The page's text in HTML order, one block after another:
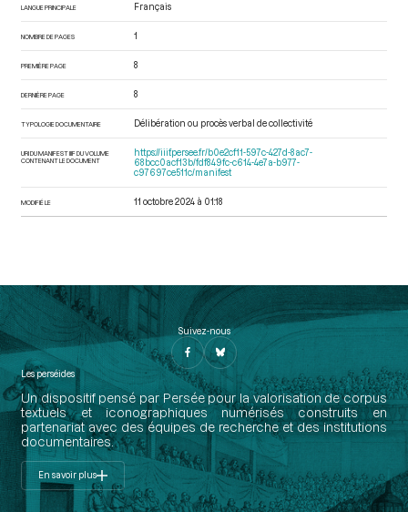
LANGUE PRINCIPALE Français
NOMBRE DE PAGES 1
PREMIÈRE PAGE 8
DERNIÈRE PAGE 8
TYPOLOGIE DOCUMENTAIRE Délibération ou procès verbal de collectivité
URI DU MANIFEST IIIF DU VOLUME
CONTENANT LE DOCUMENT
https://iiif.persee.fr/b0e2cf11-597c-427d-8ac7-
68bcc0acf13b/fdf849fc-c614-4e7a-b977-
c97697ce511c/manifest
MODIFIÉ LE 11 octobre 2024 à 01:18
Suivez-nous
Les perséides
Un dispositif pensé par Persée pour la valorisation de corpus
textuels et iconographiques numérisés construits en
partenariat avec des équipes de recherche et des institutions
documentaires.
En savoir plus